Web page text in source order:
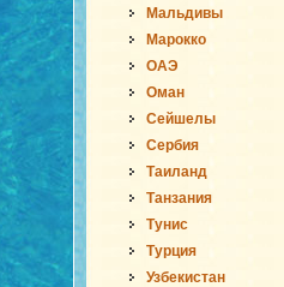
Мальдивы
Марокко
ОАЭ
Оман
Сейшелы
Сербия
Таиланд
Танзания
Тунис
Турция
Узбекистан